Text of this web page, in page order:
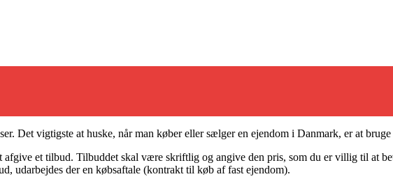
Det vigtigste at huske, når man køber eller sælger en ejendom i Danmark, er at
afgive et tilbud. Tilbuddet skal være skriftlig og angive den pris, som du er villig til at
udarbejdes der en købsaftale (kontrakt til køb af fast ejendom).